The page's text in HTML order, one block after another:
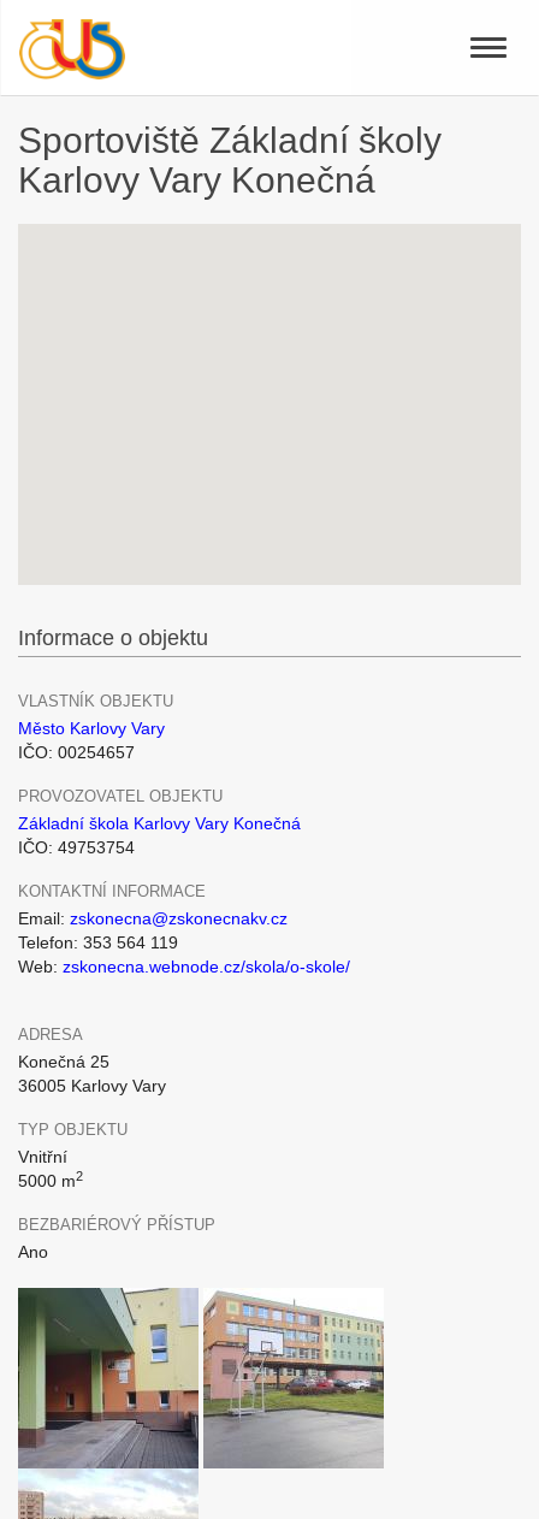
Toggle
Sportoviště Základní školy
Karlovy Vary Konečná
Informace o objektu
VLASTNÍK OBJEKTU
Město Karlovy Vary
IČO: 00254657
PROVOZOVATEL OBJEKTU
Základní škola Karlovy Vary Konečná
IČO: 49753754
KONTAKTNÍ INFORMACE
Email: zskonecna@zskonecnakv.cz
Telefon: 353 564 119
Web: zskonecna.webnode.cz/skola/o-skole/
ADRESA
Konečná 25
36005 Karlovy Vary
TYP OBJEKTU
Vnitřní
5000 m2
BEZBARIÉROVÝ PŘÍSTUP
Ano